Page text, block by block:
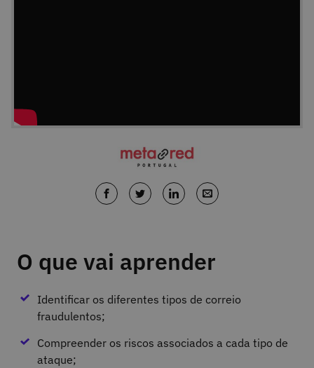
O que vai aprender
Identificar os diferentes tipos de correio
fraudulentos;
Compreender os riscos associados a cada tipo de
ataque;